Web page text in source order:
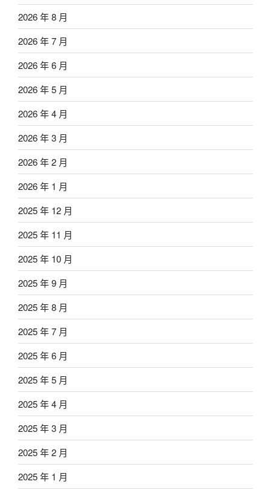
2026 年 8 月
2026 年 7 月
2026 年 6 月
2026 年 5 月
2026 年 4 月
2026 年 3 月
2026 年 2 月
2026 年 1 月
2025 年 12 月
2025 年 11 月
2025 年 10 月
2025 年 9 月
2025 年 8 月
2025 年 7 月
2025 年 6 月
2025 年 5 月
2025 年 4 月
2025 年 3 月
2025 年 2 月
2025 年 1 月